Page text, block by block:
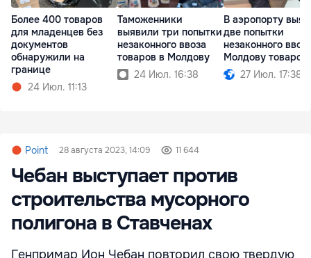
Более 400 товаров
для младенцев без
документов
обнаружили на
границе
24 Июл. 11:13
Таможенники
выявили три попытки
незаконного ввоза
товаров в Молдову
24 Июл. 16:38
В аэропорту
две попытки
незаконного
Молдову товаров
27 Июл. 17:38
Point 28 августа 2023, 14:09 11 644
Чебан выступает против
строительства мусорного
полигона в Ставченах
Генпримар Ион Чебан повторил свою твердую